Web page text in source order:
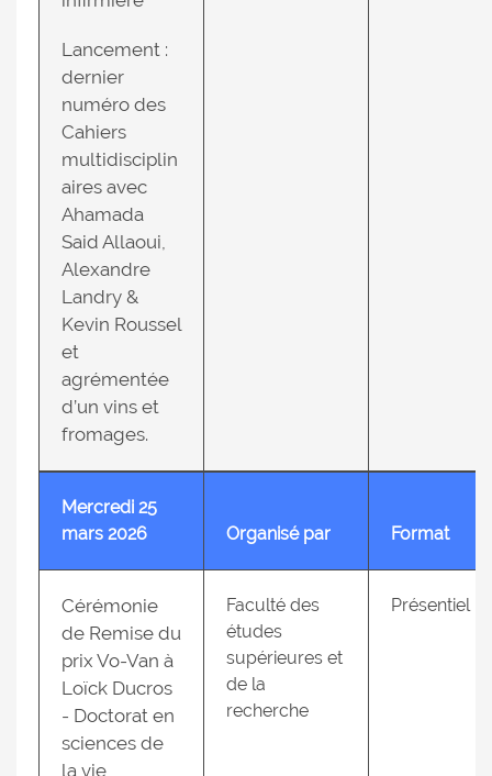
Lancement :
dernier
numéro des
Cahiers
multidisciplin
aires avec
Ahamada
Said Allaoui,
Alexandre
Landry &
Kevin Roussel
et
agrémentée
d’un vins et
fromages.
Mercredi 25
mars 2026
Organisé par Format
Cérémonie
de Remise du
prix Vo-Van à
Loïck Ducros
- Doctorat en
sciences de
la vie
Faculté des
études
supérieures et
de la
recherche
Présentiel